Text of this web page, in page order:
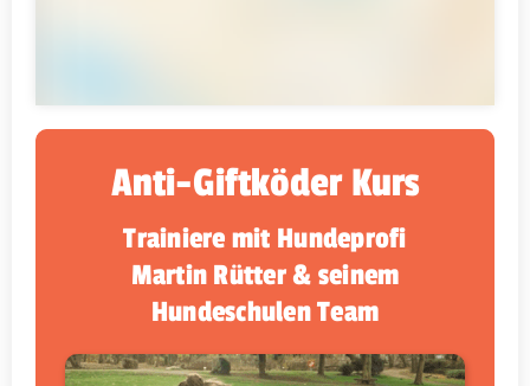
Anti-Giftköder Kurs
Trainiere mit Hundeprofi
Martin Rütter & seinem
Hundeschulen Team